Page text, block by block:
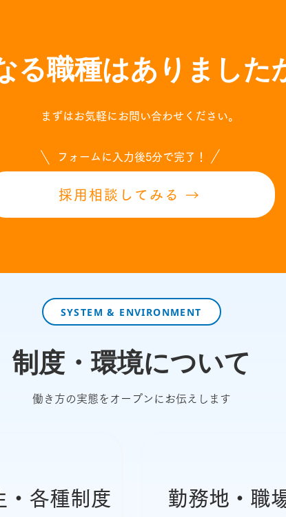
る職種はありました
まずは お気軽にお問い合わせください。
フォームに入力後5分で完了！
採用相談してみる →
SYSTEM & ENVIRONMENT
制度・環境について
働き方の実態をオープンにお伝えします
・各種制度 勤務地・職